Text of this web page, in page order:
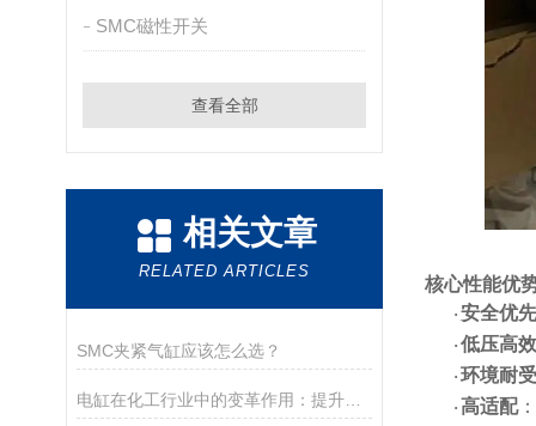
SMC磁性开关
查看全部
相关文章
RELATED ARTICLES
SMC夹紧气缸应该怎么选？
电缸在化工行业中的变革作用：提升生产效率和安全性
核心性能优
· 安全优先
· 低压高效
· 环境耐受
· 高适配